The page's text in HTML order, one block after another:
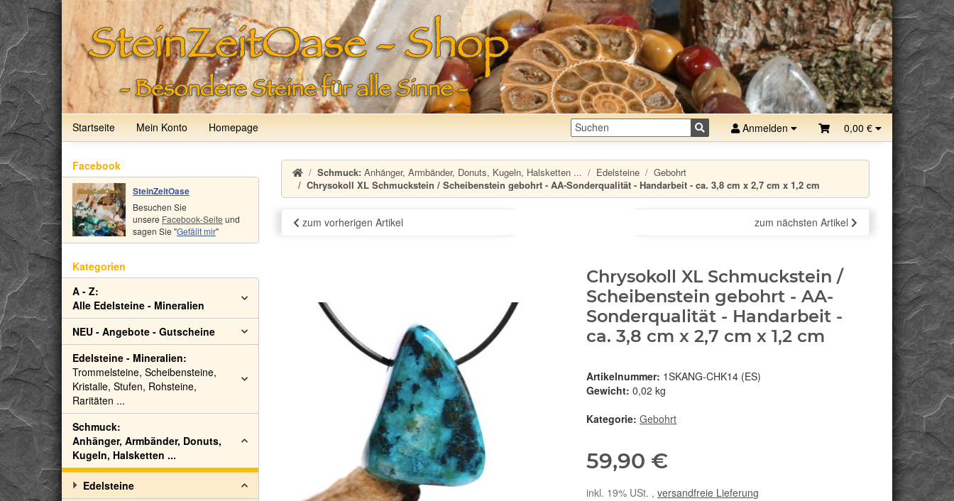
Startseite Mein Konto Homepage Anmelden 0,00 €
Schmuck: Anhänger, Armbänder, Donuts, Kugeln, Halsketten ... Edelsteine
Gebohrt
Chrysokoll XL Schmuckstein / Scheibenstein gebohrt - AA-Sonderqualität - Handarbeit - ca. 3,8 cm x 2,7 cm x 1,2 cm
zum vorherigen Artikel zum nächsten Artikel
Chrysokoll XL Schmuckstein /
Scheibenstein gebohrt - AA-
Sonderqualität - Handarbeit -
ca. 3,8 cm x 2,7 cm x 1,2 cm
Artikelnummer: 1SKANG-CHK14 (ES)
Gewicht: 0,02 kg
Kategorie:Gebohrt
59,90 €
inkl. 19% USt. ,versandfreie Lieferung
Facebook
SteinZeitOase
Besuchen Sie
unsere Facebook-Seite und
sagen Sie "Gefällt mir"
Kategorien
A - Z:
Alle Edelsteine - Mineralien
NEU - Angebote - Gutscheine
Edelsteine - Mineralien:
Trommelsteine, Scheibensteine,
Kristalle, Stufen, Rohsteine,
Raritäten ...
Schmuck:
Anhänger, Armbänder, Donuts,
Kugeln, Halsketten ...
Edelsteine